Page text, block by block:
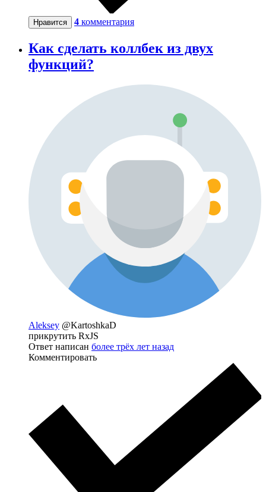
Нравится 4 комментария
Как сделать коллбек из двух
функций?
Aleksey @KartoshkaD
прикрутить RxJS
Ответ написан более трёх лет назад
Комментировать